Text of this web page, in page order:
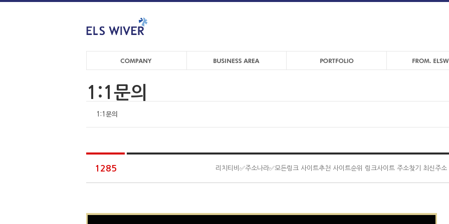
1:1문의
1:1문의
1285 리치티비✅주소나라✅모든링크 사이트추천 사이트순위 링크사이트 주소찾기 최신주